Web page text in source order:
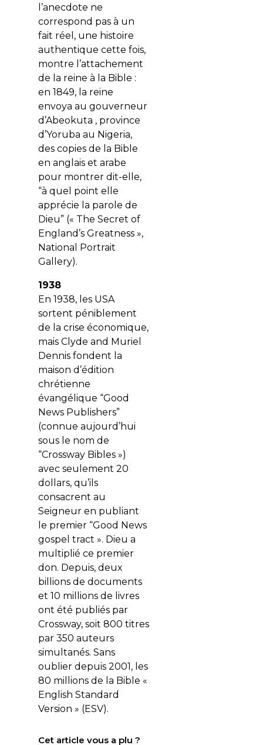
l’anecdote ne
correspond pas à un
fait réel, une histoire
authentique cette fois,
montre l’attachement
de la reine à la Bible :
en 1849, la reine
envoya au gouverneur
d’Abeokuta , province
d’Yoruba au Nigeria,
des copies de la Bible
en anglais et arabe
pour montrer dit-elle,
“à quel point elle
apprécie la parole de
Dieu” (« The Secret of
England’s Greatness »,
National Portrait
Gallery).
1938
En 1938, les USA
sortent péniblement
de la crise économique,
mais Clyde and Muriel
Dennis fondent la
maison d’édition
chrétienne
évangélique “Good
News Publishers”
(connue aujourd’hui
sous le nom de
“Crossway Bibles »)
avec seulement 20
dollars, qu’ils
consacrent au
Seigneur en publiant
le premier “Good News
gospel tract ». Dieu a
multiplié ce premier
don. Depuis, deux
billions de documents
et 10 millions de livres
ont été publiés par
Crossway, soit 800 titres
par 350 auteurs
simultanés. Sans
oublier depuis 2001, les
80 millions de la Bible «
English Standard
Version » (ESV).
Cet article vous a plu ?